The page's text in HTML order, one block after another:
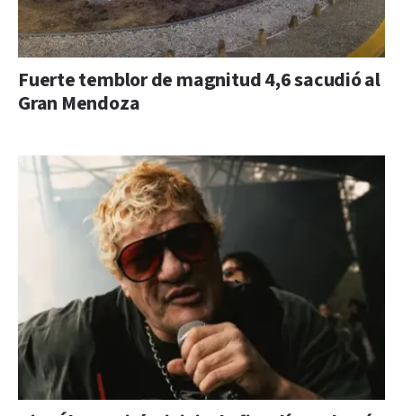
Fuerte temblor de magnitud 4,6 sacudió al
Gran Mendoza